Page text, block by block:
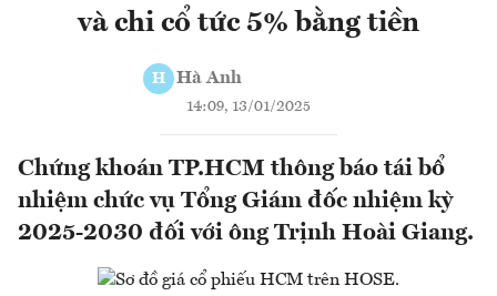
và chi cổ tức 5% bằng tiền
H Hà Anh
14:09, 13/01/2025
Chứng khoán TP.HCM thông báo tái bổ
nhiệm chức vụ Tổng Giám đốc nhiệm kỳ
2025-2030 đối với ông Trịnh Hoài Giang.